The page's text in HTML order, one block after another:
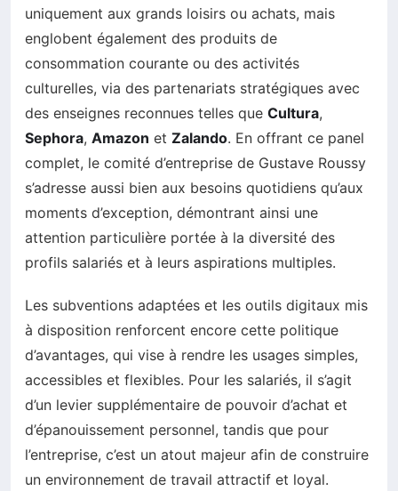
uniquement aux grands loisirs ou achats, mais
englobent également des produits de
consommation courante ou des activités
culturelles, via des partenariats stratégiques avec
des enseignes reconnues telles que Cultura,
Sephora, Amazon et Zalando. En offrant ce panel
complet, le comité d’entreprise de Gustave Roussy
s’adresse aussi bien aux besoins quotidiens qu’aux
moments d’exception, démontrant ainsi une
attention particulière portée à la diversité des
profils salariés et à leurs aspirations multiples.
Les subventions adaptées et les outils digitaux mis
à disposition renforcent encore cette politique
d’avantages, qui vise à rendre les usages simples,
accessibles et flexibles. Pour les salariés, il s’agit
d’un levier supplémentaire de pouvoir d’achat et
d’épanouissement personnel, tandis que pour
l’entreprise, c’est un atout majeur afin de construire
un environnement de travail attractif et loyal.